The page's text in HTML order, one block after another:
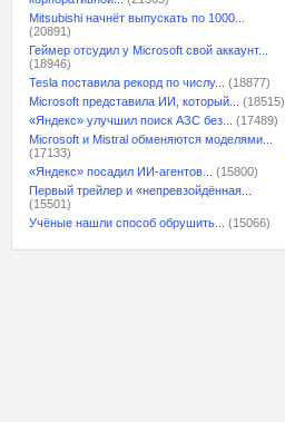
Mitsubishi начнёт выпускать по 1000...
(20891)
Геймер отсудил у Microsoft свой аккаунт...
(18946)
Tesla поставила рекорд по числу...
(18877)
Microsoft представила ИИ, который...
(18515)
«Яндекс» улучшил поиск АЗС без...
(17489)
Microsoft и Mistral обменяются моделями...
(17133)
«Яндекс» посадил ИИ-агентов...
(15800)
Первый трейлер и «непревзойдённая...
(15501)
Учёные нашли способ обрушить...
(15066)